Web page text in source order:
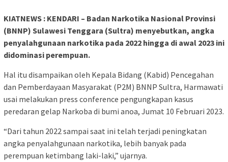
KIATNEWS : KENDARI – Badan Narkotika Nasional Provinsi
(BNNP) Sulawesi Tenggara (Sultra) menyebutkan, angka
penyalahgunaan narkotika pada 2022 hingga di awal 2023 ini
didominasi perempuan.
Hal itu disampaikan oleh Kepala Bidang (Kabid) Pencegahan
dan Pemberdayaan Masyarakat (P2M) BNNP Sultra, Harmawati
usai melakukan press conference pengungkapan kasus
peredaran gelap Narkoba di bumi anoa, Jumat 10 Februari 2023.
“Dari tahun 2022 sampai saat ini telah terjadi peningkatan
angka penyalahgunaan narkotika, lebih banyak pada
perempuan ketimbang laki-laki,” ujarnya.